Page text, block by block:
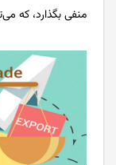
منفی بگذارد، که